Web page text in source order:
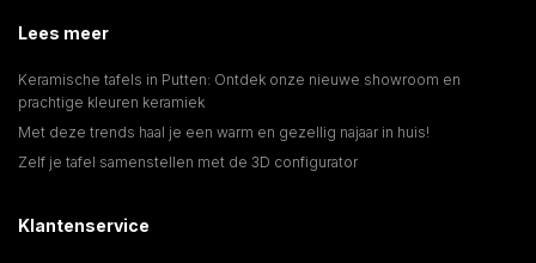
Lees meer
Keramische tafels in Putten: Ontdek onze nieuwe showroom en
prachtige kleuren keramiek
Met deze trends haal je een warm en gezellig najaar in huis!
Zelf je tafel samenstellen met de 3D configurator
Klantenservice